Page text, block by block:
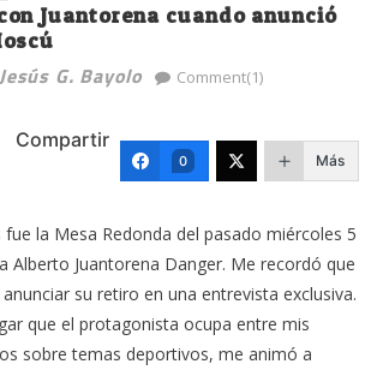
Juantorena cuando anunció
Jesús G. Bayolo Comment(1)
Compartir
0 Más
fue la Mesa Redonda del pasado miércoles 5
Alberto Juantorena Danger. Me recordó que
su retiro en una entrevista exclusiva.
que el protagonista ocupa entre mis
sobre temas deportivos, me animó a